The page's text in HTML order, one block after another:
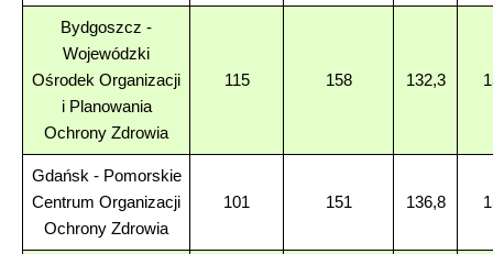
Bydgoszcz -
Wojewódzki
Ośrodek Organizacji
i Planowania
Ochrony Zdrowia
115 158 132,3
Gdańsk - Pomorskie
Centrum Organizacji
Ochrony Zdrowia
101 151 136,8